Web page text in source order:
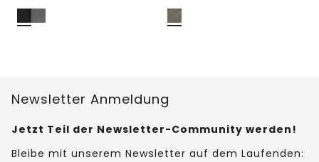
Newsletter Anmeldung
Jetzt Teil der Newsletter-Community werden!
Bleibe mit unserem Newsletter auf dem Laufenden: